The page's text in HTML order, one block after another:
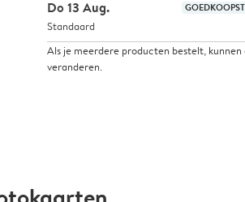
Do 13 Aug.
Standaard
Als je meerdere producten bestelt, kunnen
veranderen.